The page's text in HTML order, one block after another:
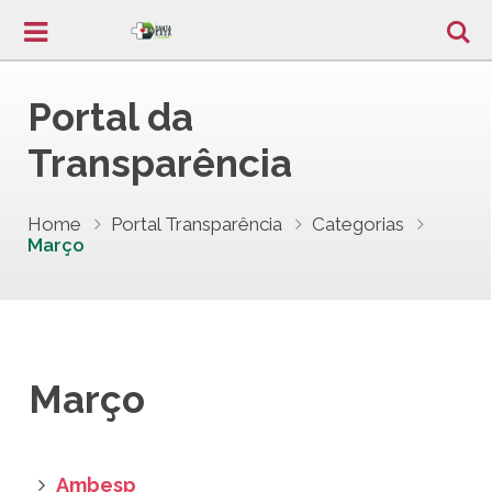
Portal da
Transparência
Home Portal Transparência
Categorias
Março
Março
Ambesp